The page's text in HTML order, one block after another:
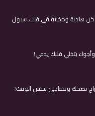
هادية ومخبية في قلب سيول
تضحك وتتفاجئ بنفس الوقت!